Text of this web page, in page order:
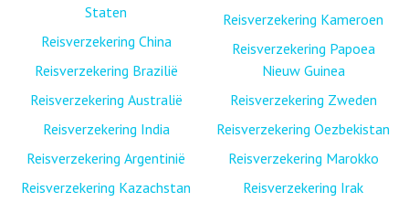
Staten
Reisverzekering China
Reisverzekering Brazilië
Reisverzekering Australië
Reisverzekering India
Reisverzekering Argentinië
Reisverzekering Kazachstan
Reisverzekering Kameroen
Reisverzekering Papoea
Nieuw Guinea
Reisverzekering Zweden
Reisverzekering Oezbekistan
Reisverzekering Marokko
Reisverzekering Irak